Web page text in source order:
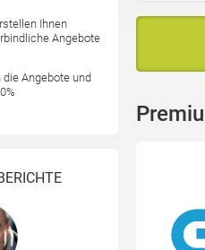
Ihnen
Angebote
Angebote und